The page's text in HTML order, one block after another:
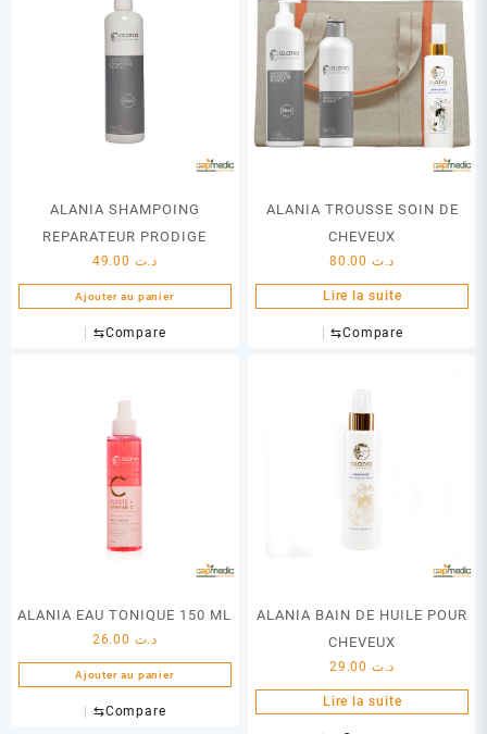
ALANIA SHAMPOING
REPARATEUR PRODIGE
د.ت
Ajouter au panier
⇆Compare
ALANIA TROUSSE SOIN DE
CHEVEUX
د.ت
Lire la suite
⇆Compare
ALANIA EAU TONIQUE 150 ML
د.ت
Ajouter au panier
⇆Compare
ALANIA BAIN DE HUILE POUR
CHEVEUX
د.ت
Lire la suite